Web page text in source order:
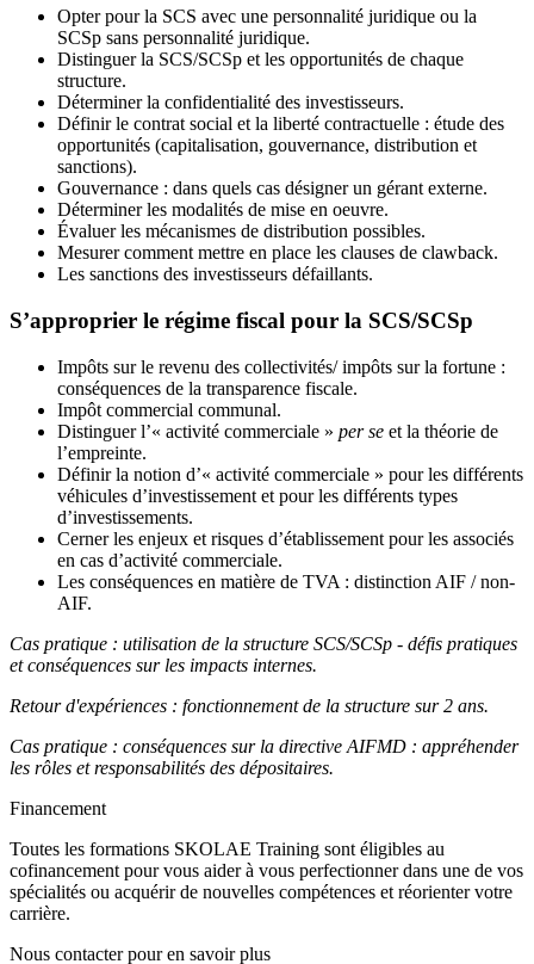
Opter pour la SCS avec une personnalité juridique ou la
SCSp sans personnalité juridique.
Distinguer la SCS/SCSp et les opportunités de chaque
structure.
Déterminer la confidentialité des investisseurs.
Définir le contrat social et la liberté contractuelle : étude des
opportunités (capitalisation, gouvernance, distribution et
sanctions).
Gouvernance : dans quels cas désigner un gérant externe.
Déterminer les modalités de mise en oeuvre.
Évaluer les mécanismes de distribution possibles.
Mesurer comment mettre en place les clauses de clawback.
Les sanctions des investisseurs défaillants.
S’approprier le régime fiscal pour la SCS/SCSp
Impôts sur le revenu des collectivités/ impôts sur la fortune :
conséquences de la transparence fiscale.
Impôt commercial communal.
Distinguer l’« activité commerciale » per se et la théorie de
l’empreinte.
Définir la notion d’« activité commerciale » pour les différents
véhicules d’investissement et pour les différents types
d’investissements.
Cerner les enjeux et risques d’établissement pour les associés
en cas d’activité commerciale.
Les conséquences en matière de TVA : distinction AIF / non-
AIF.
Cas pratique : utilisation de la structure SCS/SCSp - défis pratiques
et conséquences sur les impacts internes.
Retour d'expériences : fonctionnement de la structure sur 2 ans.
Cas pratique : conséquences sur la directive AIFMD : appréhender
les rôles et responsabilités des dépositaires.
Financement
Toutes les formations SKOLAE Training sont éligibles au
cofinancement pour vous aider à vous perfectionner dans une de vos
spécialités ou acquérir de nouvelles compétences et réorienter votre
carrière.
Nous contacter pour en savoir plus